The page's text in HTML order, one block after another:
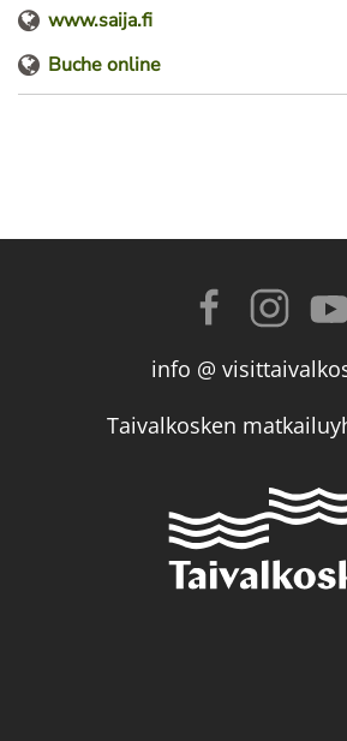
www.saija.fi
Buche online
info @
Taivalkosken